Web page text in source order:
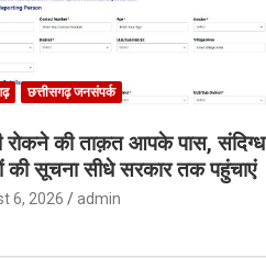
छत्तीसगढ़ जनसंपर्क
रोकने की ताक़त आपके पास, संदिग्ध
की सूचना सीधे सरकार तक पहुंचाएं
6, 2026 admin